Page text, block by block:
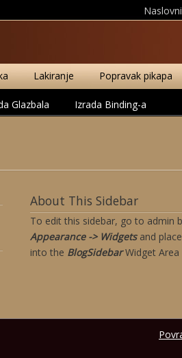
Lakiranje Popravak pikapa
Glazbala Izrada Binding-a
About This Sidebar
To edit this sidebar, go to admin
Appearance -> Widgetsand
into the BlogSidebarWidget Area